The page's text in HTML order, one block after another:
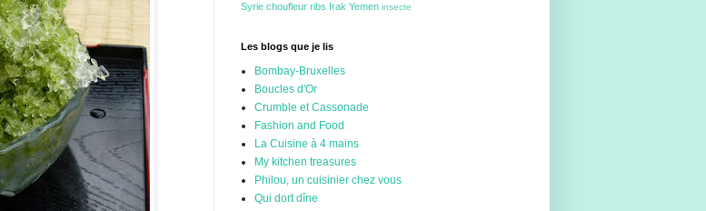
Syrie choufleur ribs Irak Yemen insecte
Les blogs que je lis
Bombay-Bruxelles
Boucles d'Or
Crumble et Cassonade
Fashion and Food
La Cuisine à 4 mains
My kitchen treasures
Philou, un cuisinier chez vous
Qui dort dîne